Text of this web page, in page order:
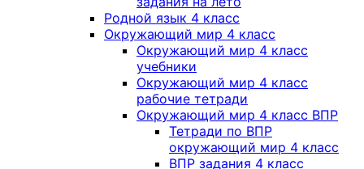
Родной язык 4 класс
Окружающий мир 4 класс
Окружающий мир 4 класс
учебники
Окружающий мир 4 класс
рабочие тетради
Окружающий мир 4 класс ВПР
Тетради по ВПР
окружающий мир 4 класс
ВПР задания 4 класс